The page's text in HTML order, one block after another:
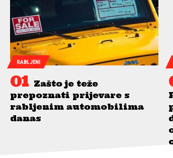
RABLJENI
Zašto je teže
prepoznati prijevare s
rabljenim automobilima
danas